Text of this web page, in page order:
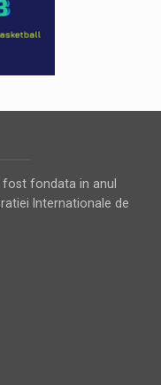
fost fondata in anul
Internationale de